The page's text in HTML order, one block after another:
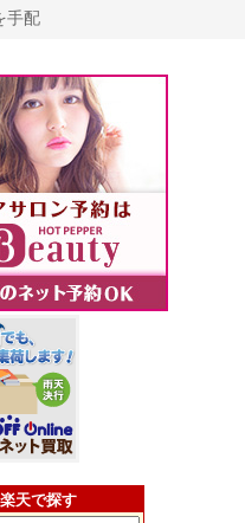
手配
楽天で探す